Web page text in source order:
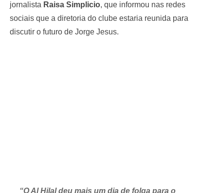
jornalista Raisa Simplicio, que informou nas redes
sociais que a diretoria do clube estaria reunida para
discutir o futuro de Jorge Jesus.
“O Al Hilal deu mais um dia de folga para o